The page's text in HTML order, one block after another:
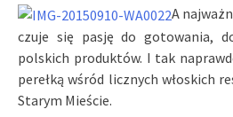
A
czuje się pasję do gotowania,
polskich produktów. I tak
perełką wśród licznych włoskich
Starym Mieście.